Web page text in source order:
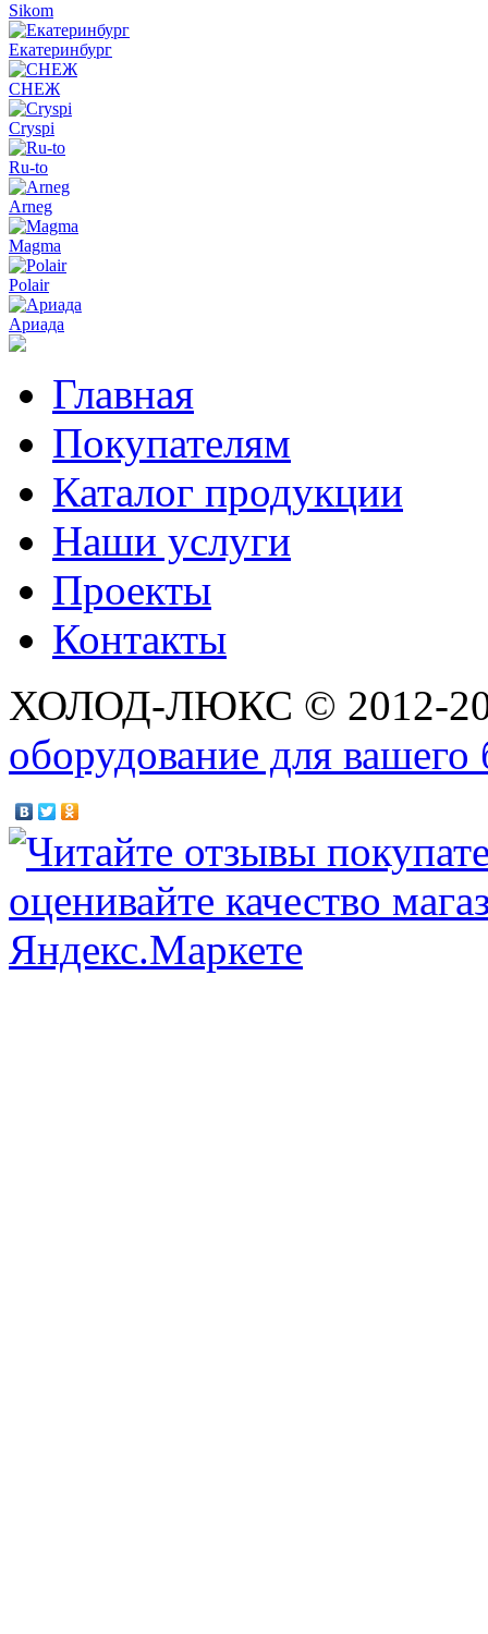
Sikom
Екатеринбург
СНЕЖ
Cryspi
Ru-to
Arneg
Magma
Polair
Ариада
Главная
Покупателям
Каталог продукции
Наши услуги
Проекты
Контакты
ХОЛОД-ЛЮКС © 2012-
оборудование для вашего